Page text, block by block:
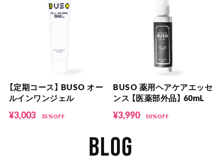
【定期コース】 BUSO オー
ルインワンジェル
¥3,003 35%OFF
BUSO 薬用ヘアケアエッセ
ンス 【医薬部外品】 60mL
¥3,990 50%OFF
BLOG